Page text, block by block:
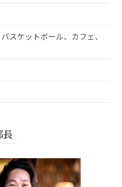
スケットボール、カフェ、
長